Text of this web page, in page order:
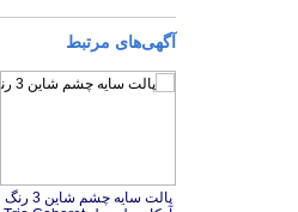
آگهی‌های مرتبط
پالت سایه چشم شاین 3 رنگ
آرکانسیل مدل Trio Cabaret